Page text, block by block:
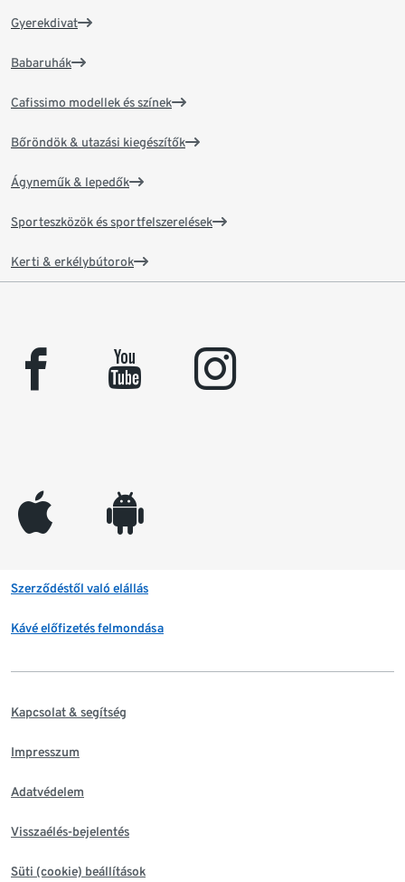
Gyerekdivat
Babaruhák
Cafissimo modellek és színek
Bőröndök & utazási kiegészítők
Ágyneműk & lepedők
Sporteszközök és sportfelszerelések
Kerti & erkélybútorok
facebook youtube instagram
appleinc android
Szerződéstől való elállás
Kávé előfizetés felmondása
Kapcsolat & segítség
Impresszum
Adatvédelem
Visszaélés-bejelentés
Süti (cookie) beállítások